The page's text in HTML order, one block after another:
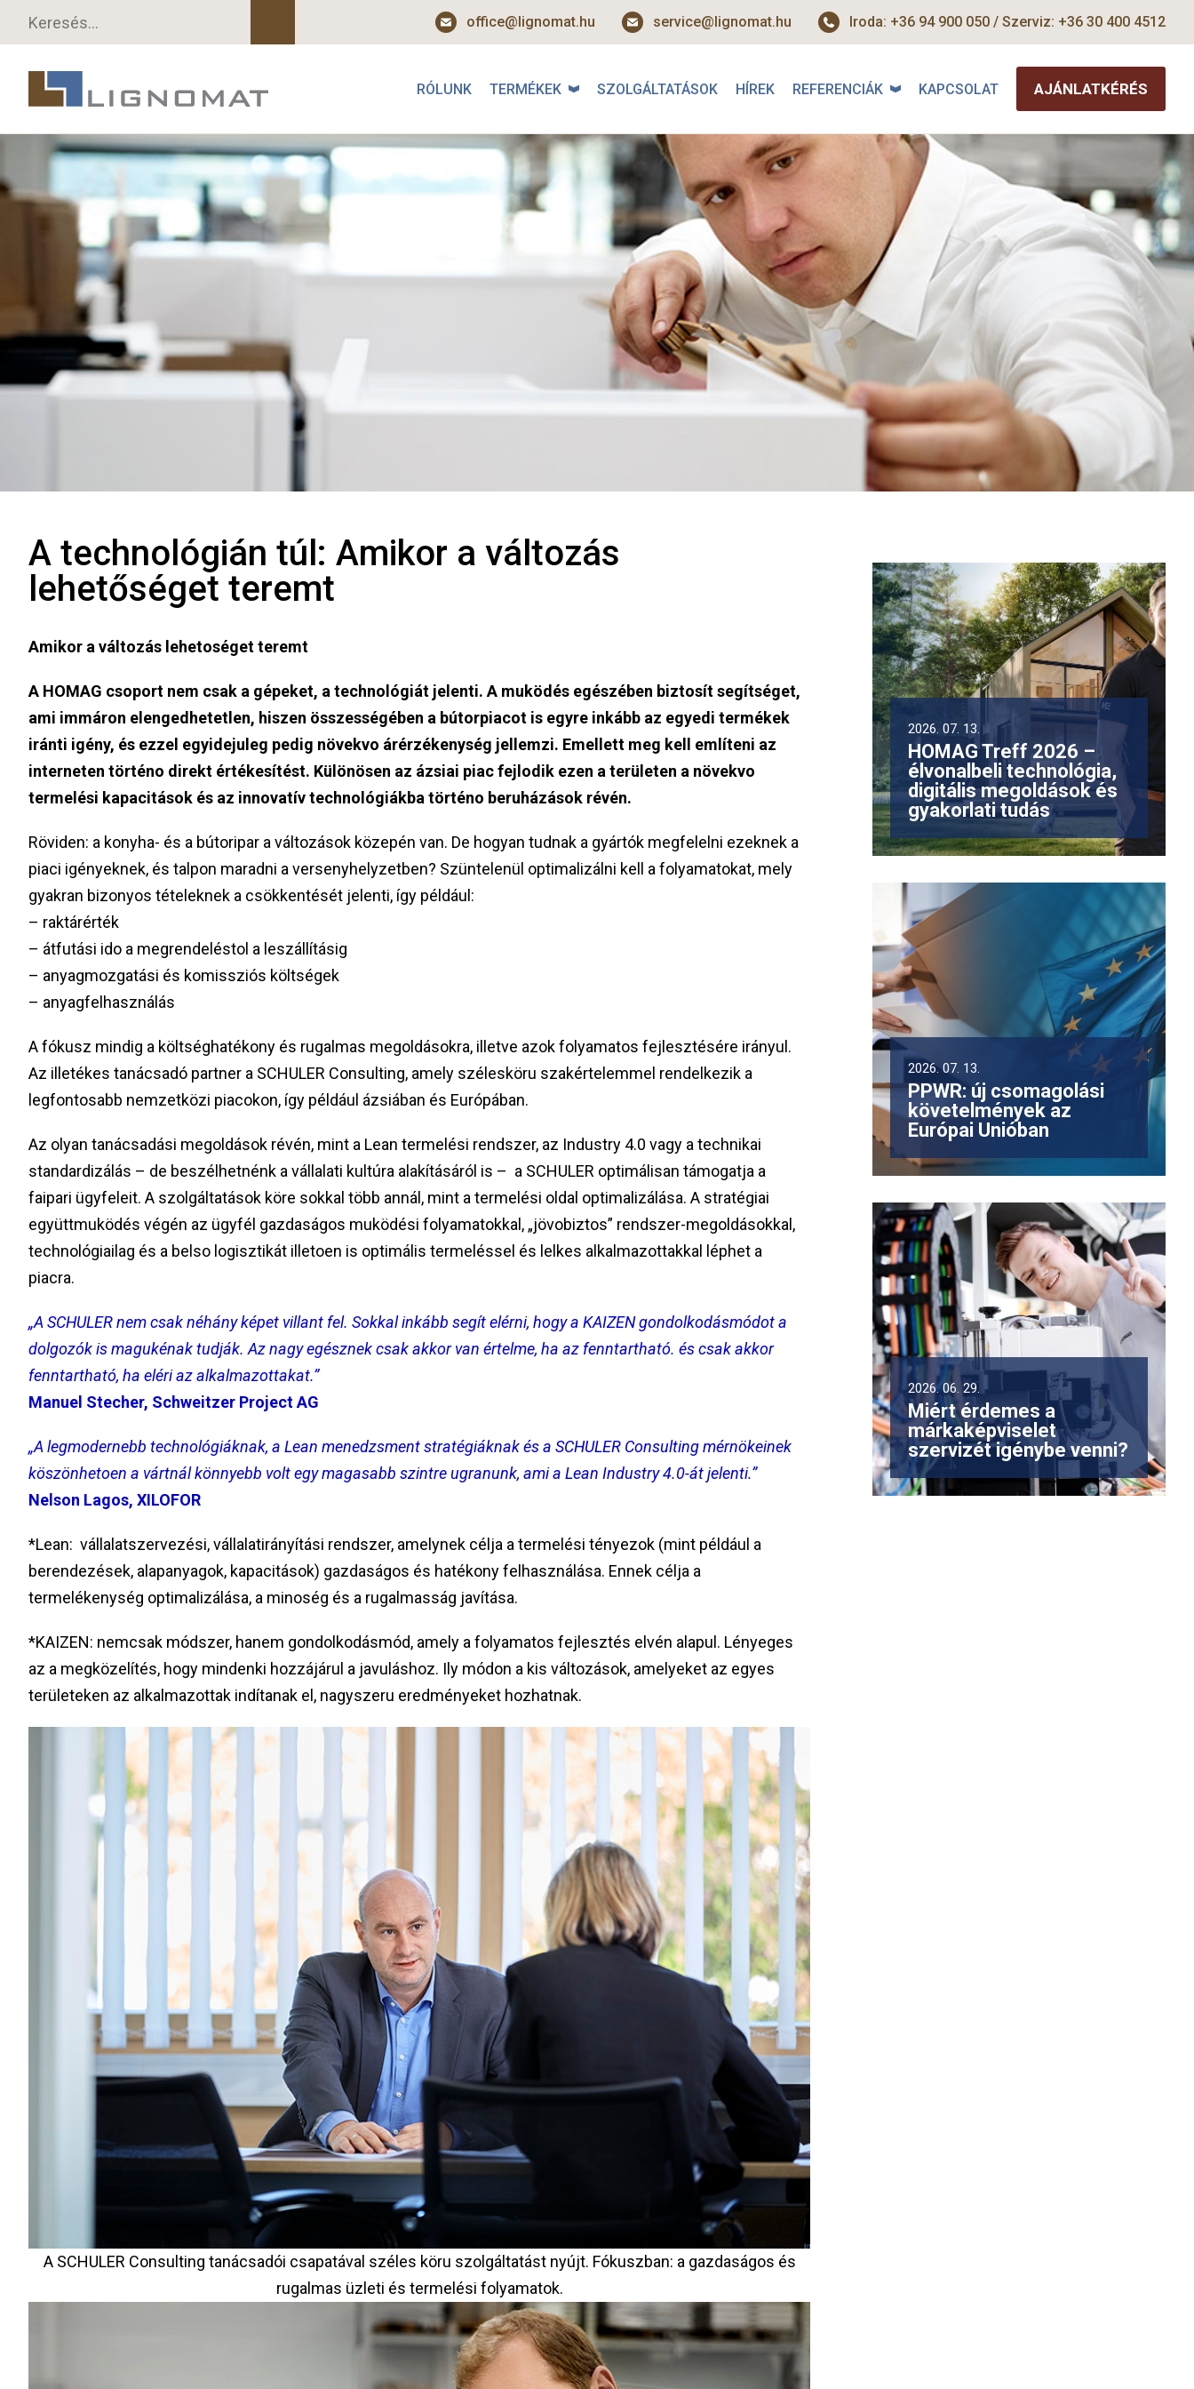
office@lignomat.hu service@lignomat.hu Iroda: +36 94 900 050 / Szerviz: +36 30 400 4512
RÓLUNK TERMÉKEK SZOLGÁLTATÁSOK HÍREK REFERENCIÁK KAPCSOLAT AJÁNLATKÉRÉS
A technológián túl: Amikor a változás
lehetőséget teremt
Amikor a változás lehetoséget teremt
A HOMAG csoport nem csak a gépeket, a technológiát jelenti. A muködés egészében biztosít segítséget,
ami immáron elengedhetetlen, hiszen összességében a bútorpiacot is egyre inkább az egyedi termékek
iránti igény, és ezzel egyidejuleg pedig növekvo árérzékenység jellemzi. Emellett meg kell említeni az
interneten történo direkt értékesítést. Különösen az ázsiai piac fejlodik ezen a területen a növekvo
termelési kapacitások és az innovatív technológiákba történo beruházások révén.
Röviden: a konyha- és a bútoripar a változások közepén van. De hogyan tudnak a gyártók megfelelni ezeknek a
piaci igényeknek, és talpon maradni a versenyhelyzetben? Szüntelenül optimalizálni kell a folyamatokat, mely
gyakran bizonyos tételeknek a csökkentését jelenti, így például:
– raktárérték
– átfutási ido a megrendeléstol a leszállításig
– anyagmozgatási és komissziós költségek
– anyagfelhasználás
A fókusz mindig a költséghatékony és rugalmas megoldásokra, illetve azok folyamatos fejlesztésére irányul.
Az illetékes tanácsadó partner a SCHULER Consulting, amely szélesköru szakértelemmel rendelkezik a
legfontosabb nemzetközi piacokon, így például ázsiában és Európában.
Az olyan tanácsadási megoldások révén, mint a Lean termelési rendszer, az Industry 4.0 vagy a technikai
standardizálás – de beszélhetnénk a vállalati kultúra alakításáról is – a SCHULER optimálisan támogatja a
faipari ügyfeleit. A szolgáltatások köre sokkal több annál, mint a termelési oldal optimalizálása. A stratégiai
együttmuködés végén az ügyfél gazdaságos muködési folyamatokkal, „jövobiztos” rendszer-megoldásokkal,
technológiailag és a belso logisztikát illetoen is optimális termeléssel és lelkes alkalmazottakkal léphet a
piacra.
„A SCHULER nem csak néhány képet villant fel. Sokkal inkább segít elérni, hogy a KAIZEN gondolkodásmódot a
dolgozók is magukénak tudják. Az nagy egésznek csak akkor van értelme, ha az fenntartható. és csak akkor
fenntartható, ha eléri az alkalmazottakat.”
Manuel Stecher, Schweitzer Project AG
„A legmodernebb technológiáknak, a Lean menedzsment stratégiáknak és a SCHULER Consulting mérnökeinek
köszönhetoen a vártnál könnyebb volt egy magasabb szintre ugranunk, ami a Lean Industry 4.0-át jelenti.”
Nelson Lagos, XILOFOR
*Lean: vállalatszervezési, vállalatirányítási rendszer, amelynek célja a termelési tényezok (mint például a
berendezések, alapanyagok, kapacitások) gazdaságos és hatékony felhasználása. Ennek célja a
termelékenység optimalizálása, a minoség és a rugalmasság javítása.
*KAIZEN: nemcsak módszer, hanem gondolkodásmód, amely a folyamatos fejlesztés elvén alapul. Lényeges
az a megközelítés, hogy mindenki hozzájárul a javuláshoz. Ily módon a kis változások, amelyeket az egyes
területeken az alkalmazottak indítanak el, nagyszeru eredményeket hozhatnak.
A SCHULER Consulting tanácsadói csapatával széles köru szolgáltatást nyújt. Fókuszban: a gazdaságos és
rugalmas üzleti és termelési folyamatok.
2026. 07. 13.
HOMAG Treff 2026 –
élvonalbeli technológia,
digitális megoldások és
gyakorlati tudás
2026. 07. 13.
PPWR: új csomagolási
követelmények az
Európai Unióban
2026. 06. 29.
Miért érdemes a
márkaképviselet
szervizét igénybe venni?